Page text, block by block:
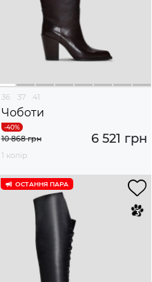
36 37 41
Чоботи
6 521 грн
10 868 грн
1 колір
ОСТАННЯ ПАРА